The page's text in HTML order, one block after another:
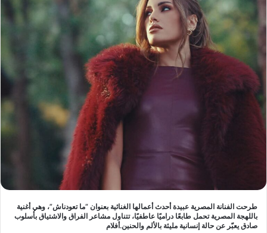
طرحت الفنانة المصرية عبيدة أحدث أعمالها الغنائية بعنوان “ما تعودناش”، وهي أغنية
باللهجة المصرية تحمل طابعًا دراميًا عاطفيًا، تتناول مشاعر الفراق والاشتياق بأسلوب
صادق يعبّر عن حالة إنسانية مليئة بالألم والحنين.أفلام